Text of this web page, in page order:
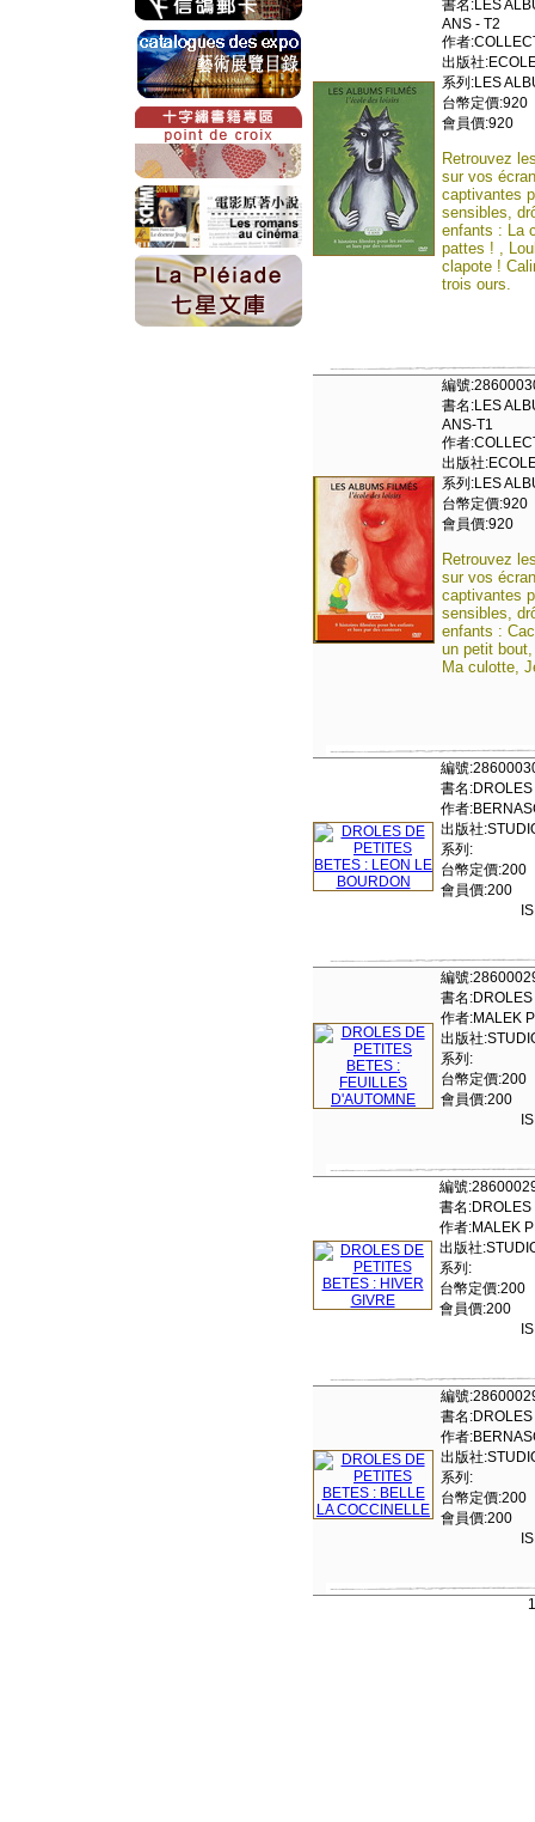
書名:LES
ANS - T2
作者
出版社
系列:LES
台幣定價:920
會員價:920
Retrouvez
sur vos
captivantes
sensibles,
enfants : La
pattes ! ,
clapote !
trois ours.
編號
書名:LES
ANS-T1
作者
出版社
系列:LES
台幣定價:920
會員價:920
Retrouvez
sur vos
captivantes
sensibles,
enfants :
un petit
Ma culotte,
編號
書名
作者
出版社
系列:
台幣定價:200
會員價:200
編號
書名
作者:MALEK
出版社
系列:
台幣定價:200
會員價:200
編號
書名:DROLES
作者:MALEK
出版社
系列:
台幣定價:200
會員價:200
編號
書名
作者
出版社
系列:
台幣定價:200
會員價:200
1